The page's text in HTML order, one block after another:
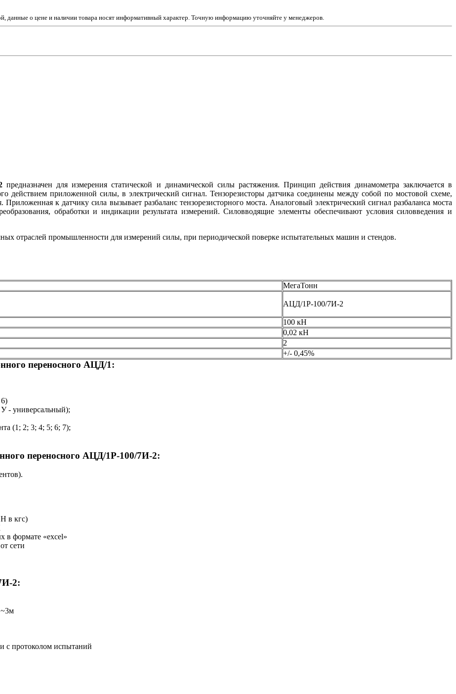
данные о цене и наличии товара носят информативный характер. Точную информацию уточняйте у менеджеров.
предназначен для измерения статической и динамической силы растяжения. Принцип действия динамометра заключается в
действием приложенной силы, в электрический сигнал. Тензорезисторы датчика соединены между собой по мостовой схеме,
к датчику сила вызывает разбаланс тензорезисторного моста. Аналоговый электрический сигнал разбаланса моста
обработки и индикации результата измерений. Силовводящие элементы обеспечивают условия силовведения и
отраслей промышленности для измерений силы, при периодической поверке испытательных машин и стендов.
МегаТонн
АЦД/1Р-100/7И-2
100 кН
0,02 кН
2
+/- 0,45%
переносного АЦД/1:
- универсальный);
(1; 2; 3; 4; 5; 6; 7);
переносного АЦД/1Р-100/7И-2:
в кгс)
в формате «excel»
сети
2:
~3м
с протоколом испытаний